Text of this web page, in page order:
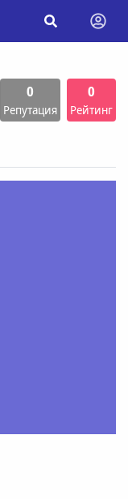
0
Репутация
0
Рейтинг